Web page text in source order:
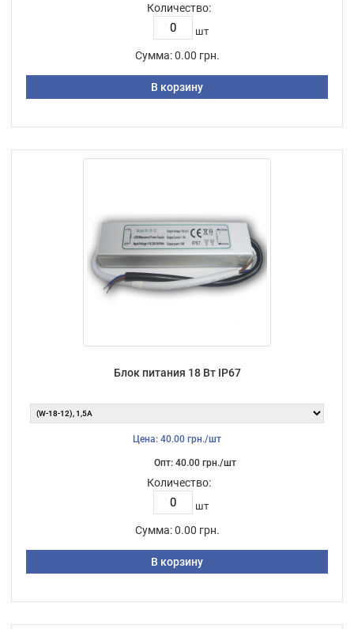
Количество:
шт
Сумма: 0.00 грн.
В корзину
Блок питания 18 Вт IP67
Цена: 40.00 грн./шт
Опт: 40.00 грн./шт
Количество:
шт
Сумма: 0.00 грн.
В корзину